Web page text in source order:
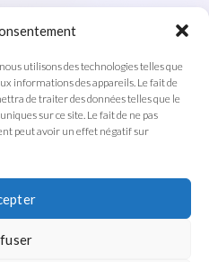
utilisons des technologies telles que
informations des appareils. Le fait de
de traiter des données telles que le
sur ce site. Le fait de ne pas
peut avoir un effet négatif sur